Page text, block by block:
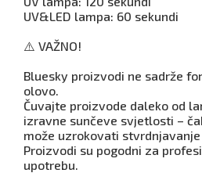
UV&LED lampa: 60 sekundi
⚠️ VAŽNO!
Bluesky proizvodi ne sadrže
olovo.
Čuvajte proizvode daleko od
izravne sunčeve svjetlosti –
može uzrokovati
Proizvodi su pogodni za
upotrebu.